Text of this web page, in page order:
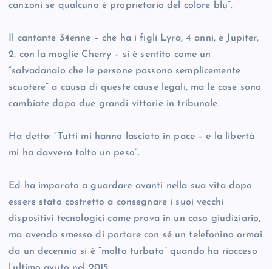
canzoni se qualcuno è proprietario del colore blu”.
Il cantante 34enne – che ha i figli Lyra, 4 anni, e Jupiter,
2, con la moglie Cherry – si è sentito come un
“salvadanaio che le persone possono semplicemente
scuotere” a causa di queste cause legali, ma le cose sono
cambiate dopo due grandi vittorie in tribunale.
Ha detto: “Tutti mi hanno lasciato in pace – e la libertà
mi ha davvero tolto un peso”.
Ed ha imparato a guardare avanti nella sua vita dopo
essere stato costretto a consegnare i suoi vecchi
dispositivi tecnologici come prova in un caso giudiziario,
ma avendo smesso di portare con sé un telefonino ormai
da un decennio si è “molto turbato” quando ha riacceso